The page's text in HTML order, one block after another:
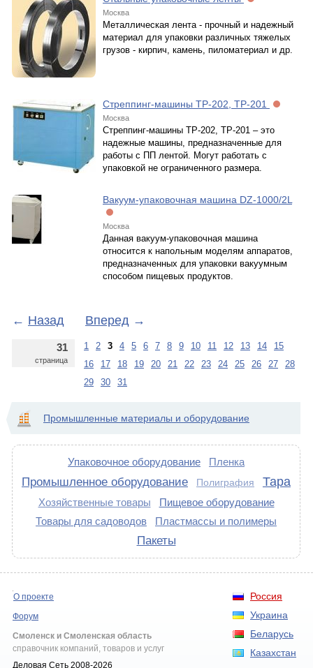
Москва
Металлическая лента - прочный и надежный
материал для упаковки различных тяжелых
грузов - кирпич, камень, пиломатериал и др.
Стреппинг-машины ТР-202, ТР-201
Москва
Стреппинг-машины ТР-202, ТР-201 – это
надежные машины, предназначенные для
работы с ПП лентой. Могут работать с
упаковкой не ограниченного размера.
Вакуум-упаковочная машина DZ-1000/2L
Москва
Данная вакуум-упаковочная машина
относится к напольным моделям аппаратов,
предназначенных для упаковки вакуумным
способом пищевых продуктов.
← Назад Вперед →
31
страница
1 2 3 4 5 6 7 8 9 10 11 12 13 14
15
16
17 18 19 20 21 22 23 24 25 26 27
28
29
30 31
Промышленные материалы и оборудование
Упаковочное оборудование Пленка
Промышленное оборудование Полиграфия Тара
Хозяйственные товары
Пищевое оборудование
Товары для садоводов
Пластмассы и полимеры
Пакеты
Россия
Украина
Беларусь
Казахстан
О проекте
Форум
Смоленск и Смоленская область
справочник компаний, товаров и услуг
Деловая Сеть 2008-2026